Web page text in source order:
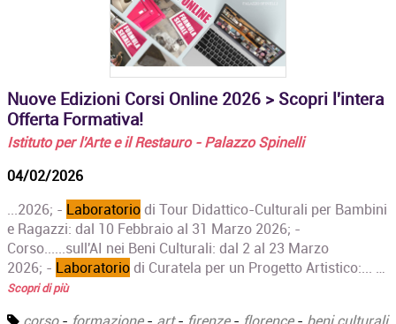
Nuove Edizioni Corsi Online 2026 > Scopri l'intera
Offerta Formativa!
Istituto per l'Arte e il Restauro - Palazzo Spinelli
04/02/2026
...2026; - Laboratoriodi Tour Didattico-Culturali per Bambini
e Ragazzi: dal 10 Febbraio al 31 Marzo 2026; -
Corso......sull'AI nei Beni Culturali: dal 2 al 23 Marzo
2026; - Laboratoriodi Curatela per un Progetto Artistico:... …
Scopri di più